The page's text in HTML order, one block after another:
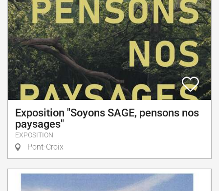
Exposition "Soyons SAGE, pensons nos
paysages"
EXPOSITION
Pont-Croix